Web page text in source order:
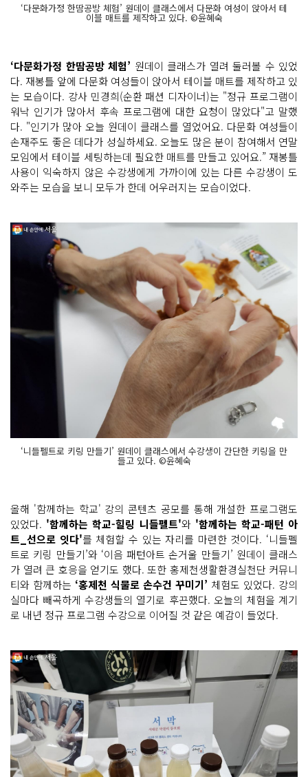
‘다문화가정 한땀공방 체험’ 원데이 클래스에서 다문화 여성이 앉아서 테
이블 매트를 제작하고 있다. ©윤혜숙
‘다문화가정 한땀공방 체험’ 원데이 클래스가 열려 둘러볼 수 있었
다. 재봉틀 앞에 다문화 여성들이 앉아서 테이블 매트를 제작하고 있
는 모습이다. 강사 민경희(순환 패션 디자이너)는 "정규 프로그램이
워낙 인기가 많아서 후속 프로그램에 대한 요청이 많았다"고 말했
다. "인기가 많아 오늘 원데이 클래스를 열었어요. 다문화 여성들이
손재주도 좋은 데다가 성실하세요. 오늘도 많은 분이 참여해서 연말
모임에서 테이블 세팅하는데 필요한 매트를 만들고 있어요.” 재봉틀
사용이 익숙하지 않은 수강생에게 가까이에 있는 다른 수강생이 도
와주는 모습을 보니 모두가 한데 어우러지는 모습이었다.
‘니들펠트로 키링 만들기’ 원데이 클래스에서 수강생이 간단한 키링을 만
들고 있다. ©윤혜숙
올해 '함께하는 학교' 강의 콘텐츠 공모를 통해 개설한 프로그램도
있었다. '함께하는 학교-힐링 니들펠트'와 '함께하는 학교-패턴 아
트_선으로 잇다'를 체험할 수 있는 자리를 마련한 것이다. ‘니들펠
트로 키링 만들기’와 ‘이음 패턴아트 손거울 만들기’ 원데이 클래스
가 열려 큰 호응을 얻기도 했다. 또한 홍제천생활환경실천단 커뮤니
티와 함께하는 ‘홍제천 식물로 손수건 꾸미기’ 체험도 있었다. 강의
실마다 빼곡하게 수강생들의 열기로 후끈했다. 오늘의 체험을 계기
로 내년 정규 프로그램 수강으로 이어질 것 같은 예감이 들었다.